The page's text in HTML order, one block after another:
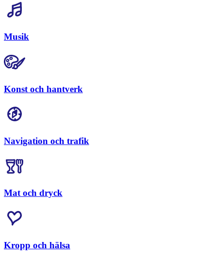
Musik
Konst och hantverk
Navigation och trafik
Mat och dryck
Kropp och hälsa